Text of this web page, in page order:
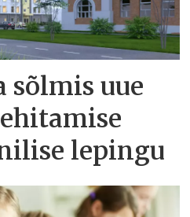
sõlmis uue
lepingu